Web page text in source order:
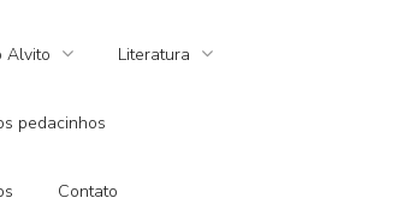
Alvito Literatura
pedacinhos
Contato